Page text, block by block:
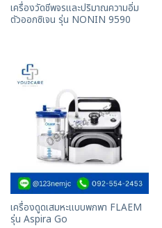
เครื่องวัดชีพจรและปริมาณความอิ่ม
ตัวออกซิเจน รุ่น NONIN 9590
เครื่องดูดเสมหะแบบพกพา FLAEM
รุ่น Aspira Go